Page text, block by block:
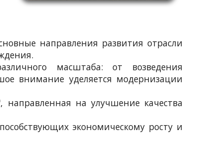
направления развития отрасли
масштаба: от возведения
внимание уделяется модернизации
направленная на улучшение качества
экономическому росту и